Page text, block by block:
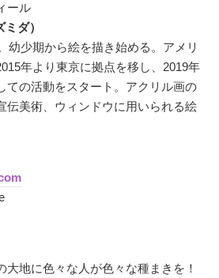
ール
ダ）
幼少期から絵を描き始める。アメリ
年より東京に拠点を移し、2019年
ての活動をスタート。アクリル画の
伝美術、ウィンドウに用いられる絵
大地に色々な人が色々な種まきを！